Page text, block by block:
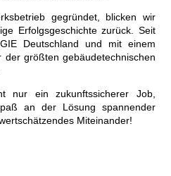
gegründet, blicken wir
Erfolgsgeschichte zurück. Seit
Deutschland und mit einem
der größten gebäudetechnischen
nur ein zukunftssicherer Job,
an der Lösung spannender
Miteinander!